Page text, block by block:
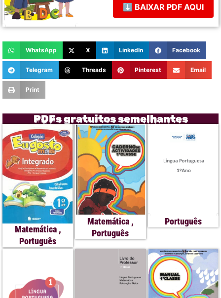
⬇ BAIXAR PDF AQUI
WhatsApp X LinkedIn Facebook
Telegram Threads Pinterest Email
Print
PDFs gratuitos semelhantes
Matemática ,
Português
Matemática ,
Português
Português